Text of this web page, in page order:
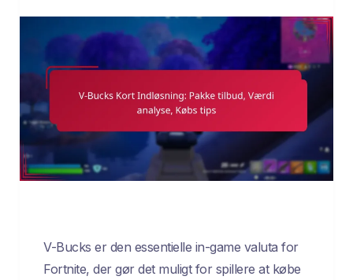
V-Bucks er den essentielle in-game valuta for
Fortnite, der gør det muligt for spillere at købe